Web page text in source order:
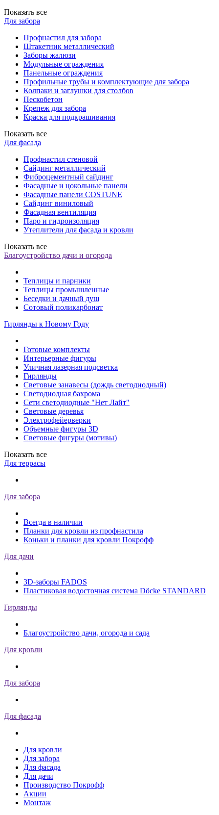
Показать все
Для забора
Профнастил для забора
Штакетник металлический
Заборы жалюзи
Модульные ограждения
Панельные ограждения
Профильные трубы и комплектующие для забора
Колпаки и заглушки для столбов
Пескобетон
Крепеж для забора
Краска для подкрашивания
Показать все
Для фасада
Профнастил стеновой
Сайдинг металлический
Фиброцементный сайдинг
Фасадные и цокольные панели
Фасадные панели COSTUNE
Сайдинг виниловый
Фасадная вентиляция
Паро и гидроизоляция
Утеплители для фасада и кровли
Показать все
Благоустройство дачи и огорода
Теплицы и парники
Теплицы промышленные
Беседки и дачный душ
Сотовый поликарбонат
Гирлянды к Новому Году
Готовые комплекты
Интерьерные фигуры
Уличная лазерная подсветка
Гирлянды
Световые занавесы (дождь светодиодный)
Светодиодная бахрома
Сети светодиодные "Нет Лайт"
Световые деревья
Электрофейерверки
Объемные фигуры 3D
Световые фигуры (мотивы)
Показать все
Для террасы
Для забора
Всегда в наличии
Планки для кровли из профнастила
Коньки и планки для кровли Покрофф
Для дачи
3D-заборы FADOS
Пластиковая водосточная система Döcke STANDARD
Гирлянды
Благоустройство дачи, огорода и сада
Для кровли
Для забора
Для фасада
Для кровли
Для забора
Для фасада
Для дачи
Производство Покрофф
Акции
Монтаж